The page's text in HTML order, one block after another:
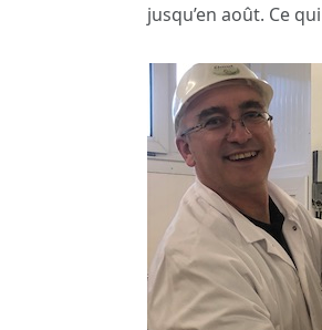
jusqu’en août. Ce